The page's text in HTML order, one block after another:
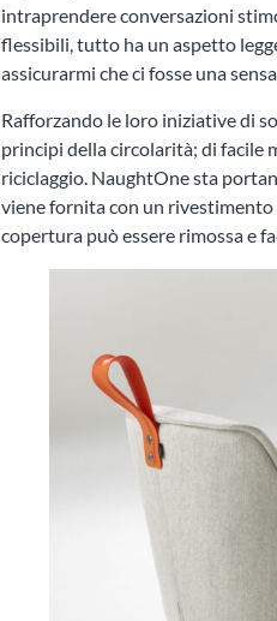
intraprendere conversazioni
flessibili, tutto ha un aspetto
assicurarmi che ci fosse una
Rafforzando le loro iniziative di
principi della circolarità; di facile
riciclaggio. NaughtOne sta
viene fornita con un rivestimento
copertura può essere rimossa e